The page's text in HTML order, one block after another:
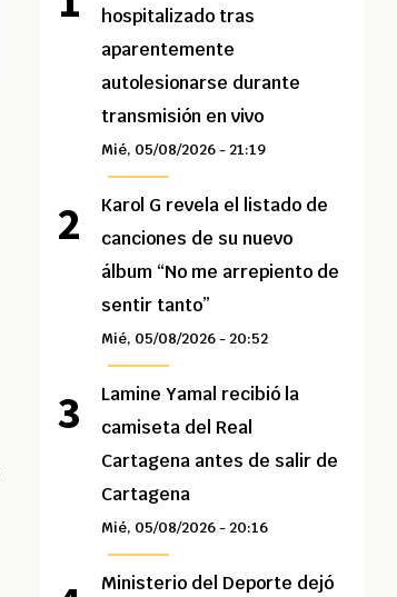
hospitalizado tras
aparentemente
autolesionarse durante
transmisión en vivo
Mié, 05/08/2026 - 21:19
Karol G revela el listado de
canciones de su nuevo
álbum “No me arrepiento de
sentir tanto”
Mié, 05/08/2026 - 20:52
Lamine Yamal recibió la
camiseta del Real
Cartagena antes de salir de
Cartagena
Mié, 05/08/2026 - 20:16
Ministerio del Deporte dejó